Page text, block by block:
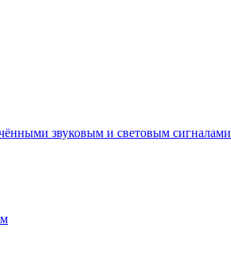
звуковым и световым сигналами